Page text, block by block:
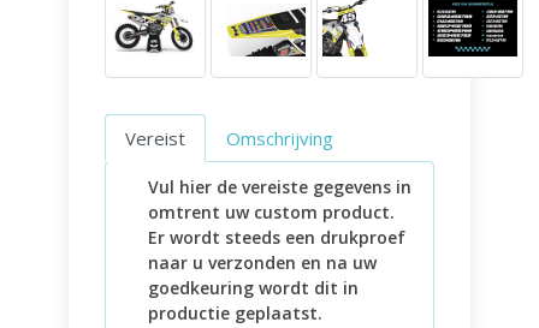
Vereist Omschrijving
Vul hier de vereiste gegevens in
omtrent uw custom product.
Er wordt steeds een drukproef
naar u verzonden en na uw
goedkeuring wordt dit in
productie geplaatst.